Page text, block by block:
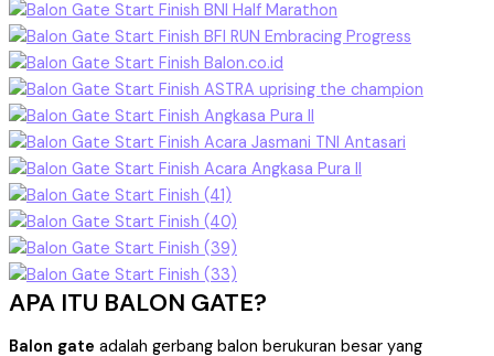
APA ITU BALON GATE?
Balon gate adalah gerbang balon berukuran besar yang